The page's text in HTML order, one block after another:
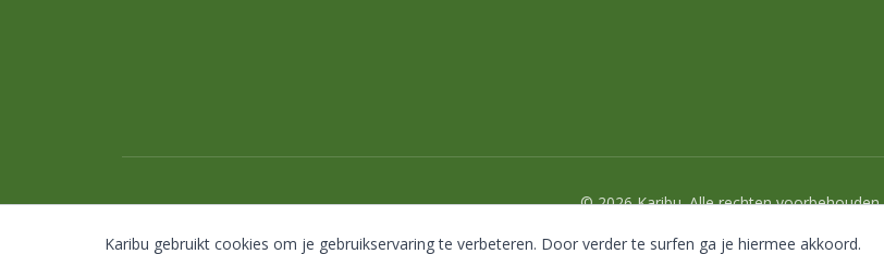
© 2026 Karibu. Alle rechten voorbehouden.
Karibu gebruikt cookies om je gebruikservaring te verbeteren. Door verder te surfen ga je hiermee akkoord.